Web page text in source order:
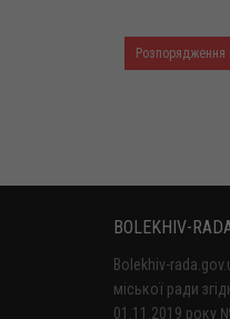
BOLEKHIV-
Bolekhiv-
міської ради
01.11.2019 року